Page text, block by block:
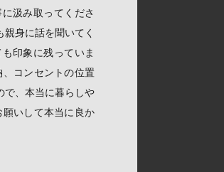
汲み取ってくださ
身に話を聞いてく
印象に残っていま
コンセントの位置
で、本当に暮らしや
いして本当に良か